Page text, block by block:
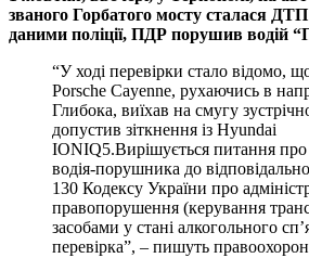
званого Горбатого мосту сталася
даними поліції, ПДР порушив водій
“У ході перевірки стало відомо,
Porsche Cayenne, рухаючись в
Глибока, виїхав на смугу
допустив зіткнення із Hyundai
IONIQ5.Вирішується питання
водія-порушника до
130 Кодексу України про
правопорушення (керування
засобами у стані алкогольного
перевірка”, – пишуть